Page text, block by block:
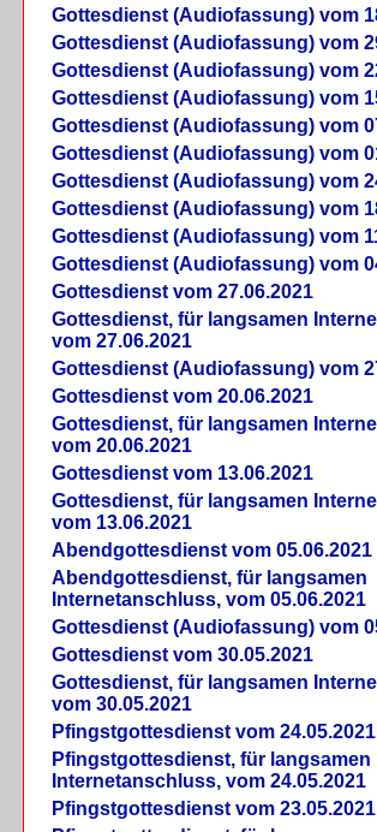
Gottesdienst (Audiofassung) vom
Gottesdienst (Audiofassung) vom
Gottesdienst (Audiofassung) vom
Gottesdienst (Audiofassung) vom
Gottesdienst (Audiofassung) vom
Gottesdienst (Audiofassung) vom
Gottesdienst (Audiofassung) vom
Gottesdienst (Audiofassung) vom
Gottesdienst (Audiofassung) vom
Gottesdienst (Audiofassung) vom
Gottesdienst vom 27.06.2021
Gottesdienst, für langsamen
vom 27.06.2021
Gottesdienst (Audiofassung) vom
Gottesdienst vom 20.06.2021
Gottesdienst, für langsamen
vom 20.06.2021
Gottesdienst vom 13.06.2021
Gottesdienst, für langsamen
vom 13.06.2021
Abendgottesdienst vom 05.06.2021
Abendgottesdienst, für langsamen
Internetanschluss, vom 05.06.2021
Gottesdienst (Audiofassung) vom
Gottesdienst vom 30.05.2021
Gottesdienst, für langsamen
vom 30.05.2021
Pfingstgottesdienst vom 24.05.2021
Pfingstgottesdienst, für langsamen
Internetanschluss, vom 24.05.2021
Pfingstgottesdienst vom 23.05.2021